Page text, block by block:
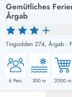
Gemütliches
Årgab
Tingodden 274, Årgab -
6Pers. 300 m 2000m